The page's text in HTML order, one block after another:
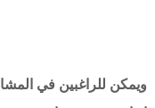
ويمكن للراغبين في